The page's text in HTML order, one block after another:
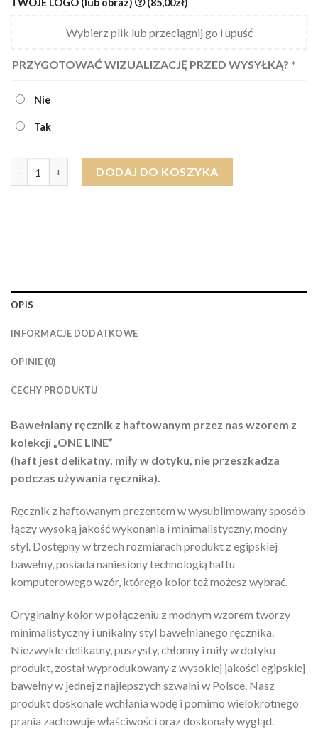
TWOJE LOGO (lub obraz) (85,00zł)
Wybierz plik lub przeciągnij go i upuść
PRZYGOTOWAĆ WIZUALIZACJĘ PRZED WYSYŁKĄ? *
Nie
Tak
DODAJ DO KOSZYKA
OPIS
INFORMACJE DODATKOWE
OPINIE (0)
CECHY PRODUKTU
Bawełniany ręcznik z haftowanym przez nas wzorem z
kolekcji „ONE LINE”
(haft jest delikatny, miły w dotyku, nie przeszkadza
podczas używania ręcznika).
Ręcznik z haftowanym prezentem w wysublimowany sposób
łączy wysoką jakość wykonania i minimalistyczny, modny
styl. Dostępny w trzech rozmiarach produkt z egipskiej
bawełny, posiada naniesiony technologią haftu
komputerowego wzór, którego kolor też możesz wybrać.
Oryginalny kolor w połączeniu z modnym wzorem tworzy
minimalistyczny i unikalny styl bawełnianego ręcznika.
Niezwykle delikatny, puszysty, chłonny i miły w dotyku
produkt, został wyprodukowany z wysokiej jakości egipskiej
bawełny w jednej z najlepszych szwalni w Polsce. Nasz
produkt doskonale wchłania wodę i pomimo wielokrotnego
prania zachowuje właściwości oraz doskonały wygląd.